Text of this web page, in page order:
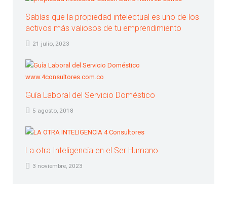
Sabías que la propiedad intelectual es uno de los
activos más valiosos de tu emprendimiento
21 julio, 2023
Guía Laboral del Servicio Doméstico
5 agosto, 2018
La otra Inteligencia en el Ser Humano
3 noviembre, 2023